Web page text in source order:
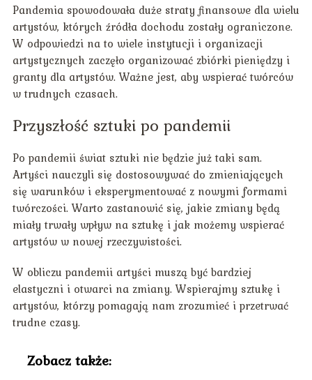
Pandemia spowodowała duże straty finansowe dla wielu
artystów, których źródła dochodu zostały ograniczone.
W odpowiedzi na to wiele instytucji i organizacji
artystycznych zaczęło organizować zbiórki pieniędzy i
granty dla artystów. Ważne jest, aby wspierać twórców
w trudnych czasach.
Przyszłość sztuki po pandemii
Po pandemii świat sztuki nie będzie już taki sam.
Artyści nauczyli się dostosowywać do zmieniających
się warunków i eksperymentować z nowymi formami
twórczości. Warto zastanowić się, jakie zmiany będą
miały trwały wpływ na sztukę i jak możemy wspierać
artystów w nowej rzeczywistości.
W obliczu pandemii artyści muszą być bardziej
elastyczni i otwarci na zmiany. Wspierajmy sztukę i
artystów, którzy pomagają nam zrozumieć i przetrwać
trudne czasy.
Zobacz także: